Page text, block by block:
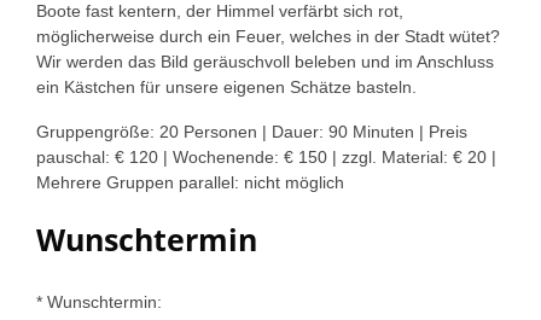
Boote fast kentern, der Himmel verfärbt sich rot,
möglicherweise durch ein Feuer, welches in der Stadt wütet?
Wir werden das Bild geräuschvoll beleben und im Anschluss
ein Kästchen für unsere eigenen Schätze basteln.
Gruppengröße: 20 Personen | Dauer: 90 Minuten | Preis
pauschal: € 120 | Wochenende: € 150 | zzgl. Material: € 20 |
Mehrere Gruppen parallel: nicht möglich
Wunschtermin
* Wunschtermin: